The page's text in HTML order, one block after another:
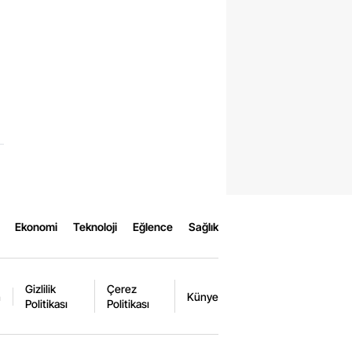
Ekonomi Teknoloji Eğlence Sağlık
Gizlilik
Politikası
Çerez
Politikası
Künye